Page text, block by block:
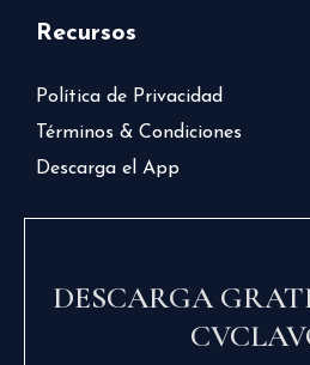
Recursos
Política de Privacidad
Términos & Condiciones
Descarga el App
DESCARGA